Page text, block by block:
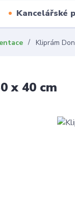
Kancelářské
Kliprám
x 40 cm